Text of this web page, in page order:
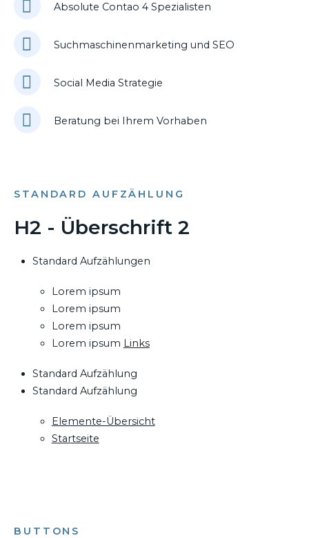
Absolute Contao 4 Spezialisten
Suchmaschinenmarketing und SEO
Social Media Strategie
Beratung bei Ihrem Vorhaben
STANDARD AUFZÄHLUNG
H2 - Überschrift 2
Standard Aufzählungen
Lorem ipsum
Lorem ipsum
Lorem ipsum
Lorem ipsum Links
Standard Aufzählung
Standard Aufzählung
Elemente-Übersicht
Startseite
BUTTONS